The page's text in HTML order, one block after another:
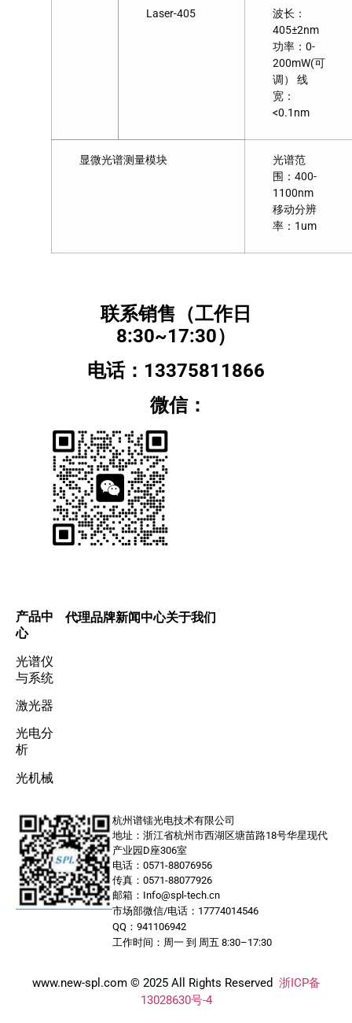
Laser-405
波长：
405±2nm
功率：0-
200mW(可
调） 线
宽：
<0.1nm
显微光谱测量模块
光谱范
围：400-
1100nm
移动分辨
率：1um
联系销售（工作日
8:30~17:30）
电话：13375811866
微信：
产品中
心
光谱仪
与系统
激光器
光电分
析
光机械
代理品牌新闻中心关于我们
杭州谱镭光电技术有限公司
地址：浙江省杭州市西湖区塘苗路18号华星现代
产业园D座306室
电话：0571-88076956
传真：0571-88077926
邮箱：Info@spl-tech.cn
市场部微信/电话：17774014546
QQ：941106942
工作时间：周一 到 周五 8:30–17:30
www.new-spl.com © 2025 All Rights Reserved 浙ICP备
13028630号-4